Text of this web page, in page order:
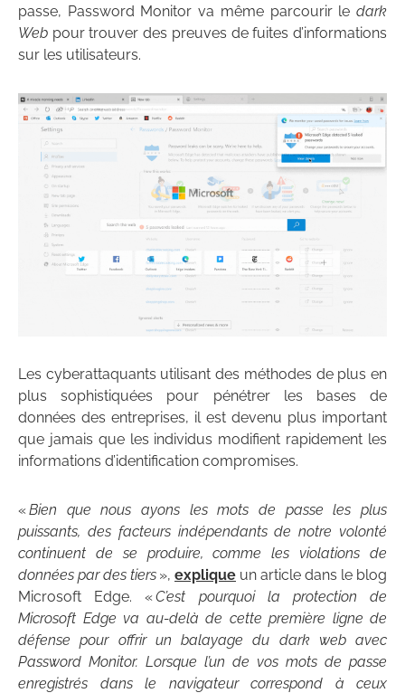
passe, Password Monitor va même parcourir le dark
Web pour trouver des preuves de fuites d’informations
sur les utilisateurs.
Les cyberattaquants utilisant des méthodes de plus en
plus sophistiquées pour pénétrer les bases de
données des entreprises, il est devenu plus important
que jamais que les individus modifient rapidement les
informations d’identification compromises.
«Bien que nous ayons les mots de passe les plus
puissants, des facteurs indépendants de notre volonté
continuent de se produire, comme les violations de
données par des tiers », explique un article dans le blog
Microsoft Edge. «C’est pourquoi la protection de
Microsoft Edge va au-delà de cette première ligne de
défense pour offrir un balayage du dark web avec
Password Monitor. Lorsque l’un de vos mots de passe
enregistrés dans le navigateur correspond à ceux